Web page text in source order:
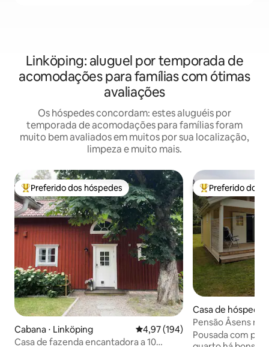
Linköping: aluguel por temporada de
acomodações para famílias com ótimas
avaliações
Os hóspedes concordam: estes aluguéis por
temporada de acomodações para famílias foram
muito bem avaliados em muitos por sua localização,
limpeza e muito mais.
Entre os melhores preferidos dos hóspedes
Preferido dos hóspedes
Cabana ⋅ Linköping 4,97 de uma avaliação média de
4,97 (194)
Casa de fazenda encantadora a 10
Entre os
Preferido dos
Casa de
g
Pensão Åsens no
Linköping
Pousada com